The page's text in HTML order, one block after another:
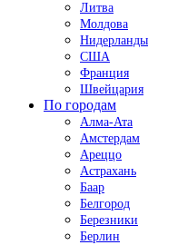
Литва
Молдова
Нидерланды
США
Франция
Швейцария
По городам
Алма-Ата
Амстердам
Ареццо
Астрахань
Баар
Белгород
Березники
Берлин